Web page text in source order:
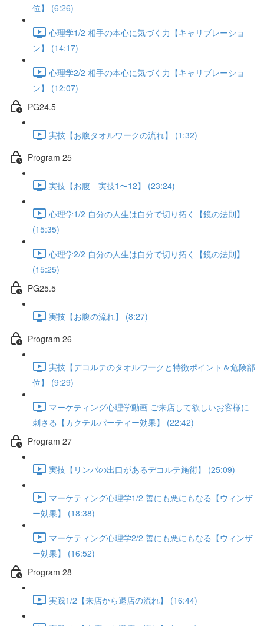
位】 (6:26)
心理学1/2 相手の本心に気づく力【キャリブレーショ
ン】 (14:17)
心理学2/2 相手の本心に気づく力【キャリブレーショ
ン】 (12:07)
PG24.5
実技【お腹タオルワークの流れ】 (1:32)
Program 25
実技【お腹 実技1〜12】 (23:24)
心理学1/2 自分の人生は自分で切り拓く【鏡の法則】
(15:35)
心理学2/2 自分の人生は自分で切り拓く【鏡の法則】
(15:25)
PG25.5
実技【お腹の流れ】 (8:27)
Program 26
実技【デコルテのタオルワークと特徴ポイント＆危険部
位】 (9:29)
マーケティング心理学動画 ご来店して欲しいお客様に
刺さる【カクテルパーティー効果】 (22:42)
Program 27
実技【リンパの出口があるデコルテ施術】 (25:09)
マーケティング心理学1/2 善にも悪にもなる【ウィンザ
ー効果】 (18:38)
マーケティング心理学2/2 善にも悪にもなる【ウィンザ
ー効果】 (16:52)
Program 28
実践1/2【来店から退店の流れ】 (16:44)